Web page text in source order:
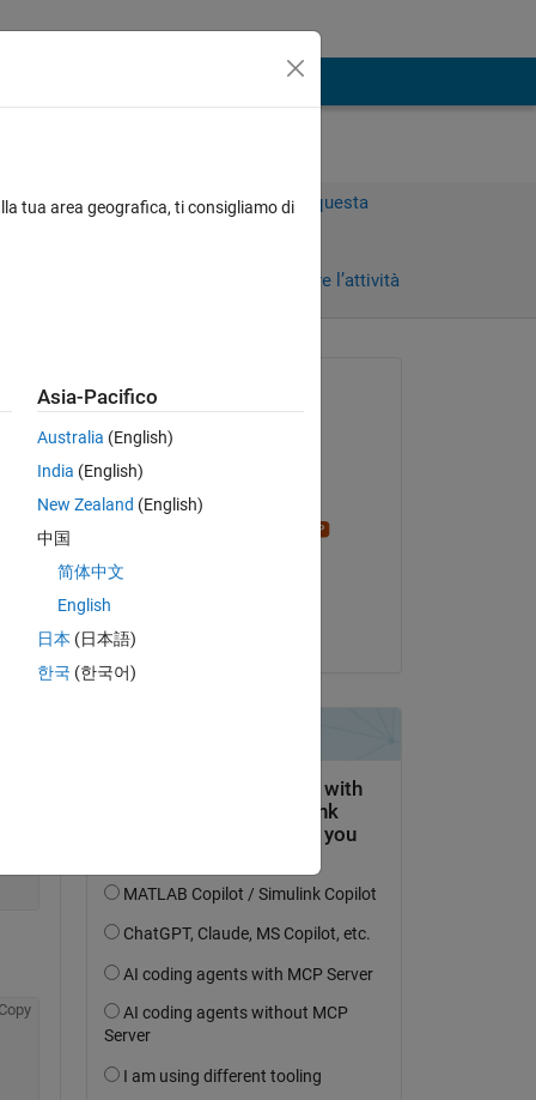
Accedi per rispondere a questa
Accedi per seguire l’attività
Copy
Richiesto:
il 22 Apr 2020
Modificato:
tua area geografica, ti consigliamo di
Asia-Pacifico
Australia (English)
India (English)
New Zealand (English)
中国
简体中文
English
日本 (日本語)
한국 (한국어)